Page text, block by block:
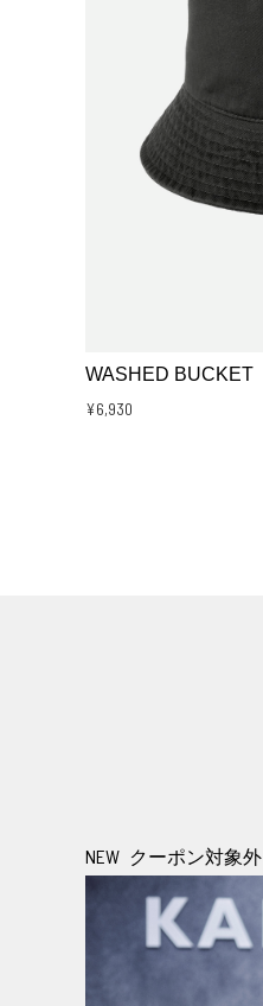
WASHED BUCKET
¥6,930
NEW クーポン対象外